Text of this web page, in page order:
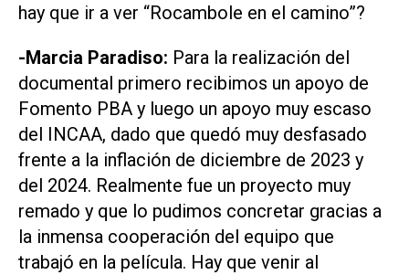
hay que ir a ver “Rocambole en el camino”?
-Marcia Paradiso: Para la realización del
documental primero recibimos un apoyo de
Fomento PBA y luego un apoyo muy escaso
del INCAA, dado que quedó muy desfasado
frente a la inflación de diciembre de 2023 y
del 2024. Realmente fue un proyecto muy
remado y que lo pudimos concretar gracias a
la inmensa cooperación del equipo que
trabajó en la película. Hay que venir al